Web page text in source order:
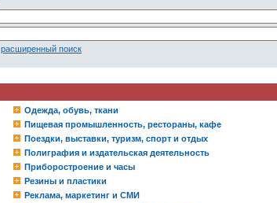
расширенный поиск
Одежда, обувь, ткани
Пищевая промышленность, рестораны, кафе
Поездки, выставки, туризм, спорт и отдых
Полиграфия и издательская деятельность
Приборостроение и часы
Резины и пластики
Реклама, маркетинг и СМИ